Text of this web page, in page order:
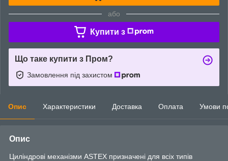
або
Купити з
Що таке купити з Пром?
Замовлення під захистом
Опис Характеристики Доставка Оплата Умови
Опис
Циліндрові механізми ASTEX призначені для всіх типів